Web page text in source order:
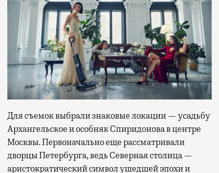
Для съемок выбрали знаковые локации — усадьбу
Архангельское и особняк Спиридонова в центре
Москвы. Первоначально еще рассматривали
дворцы Петербурга, ведь Северная столица —
аристократический символ ушедшей эпохи и